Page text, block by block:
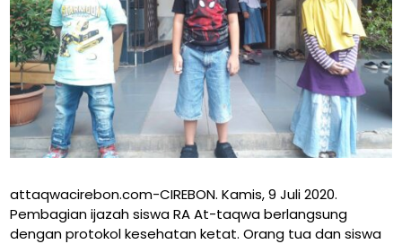
attaqwacirebon.com-CIREBON. Kamis, 9 Juli 2020.
Pembagian ijazah siswa RA At-taqwa berlangsung
dengan protokol kesehatan ketat. Orang tua dan siswa